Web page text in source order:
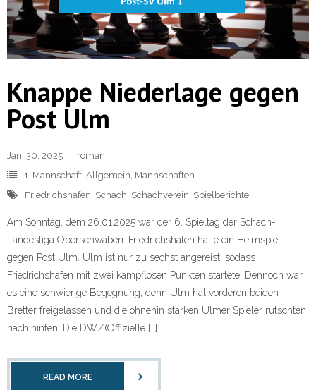
Knappe Niederlage gegen
Post Ulm
Jan. 30, 2025
roman
1. Mannschaft Allgemein Mannschaften
Friedrichshafen Schach Schachverein Spielberichte
Am Sonntag, dem 26.01.2025 war der 6. Spieltag der Schach-
Landesliga Oberschwaben. Friedrichshafen hatte ein Heimspiel
gegen Post Ulm. Ulm ist nur zu sechst angereist, sodass
Friedrichshafen mit zwei kampflosen Punkten startete. Dennoch war
es eine schwierige Begegnung, denn Ulm hat vorderen beiden
Bretter freigelassen und die ohnehin starken Ulmer Spieler rutschten
nach hinten. Die DWZ(Offizielle […]
READ MORE